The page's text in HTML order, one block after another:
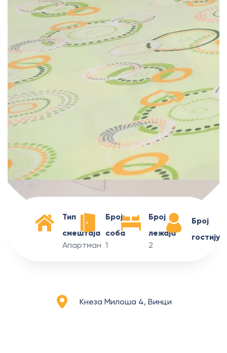
Тип
смештаја
Апартман
Број
соба
1
Број
лежаја
2
Број
гостију
Кнеза Милоша 4, Винци